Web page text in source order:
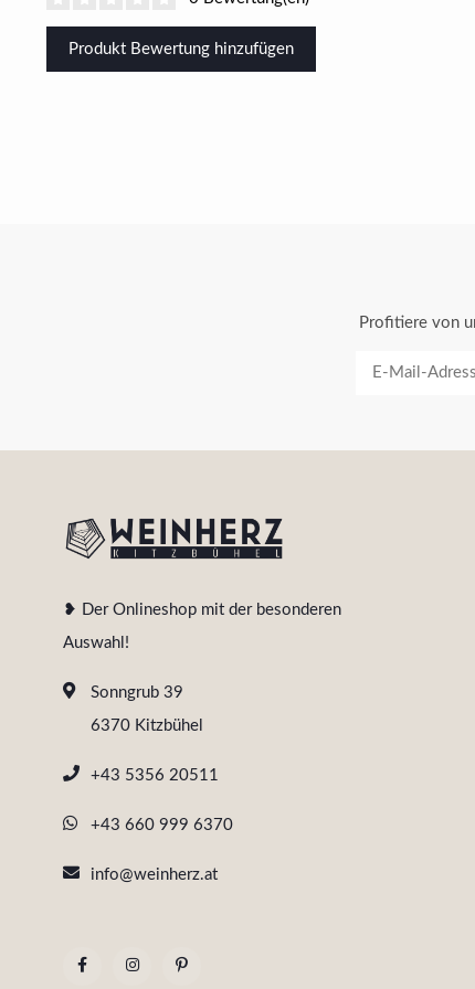
Produkt Bewertung hinzufügen
Profitiere von
❥ Der Onlineshop mit der besonderen
Auswahl!
Sonngrub 39
6370 Kitzbühel
+43 5356 20511
+43 660 999 6370
info@weinherz.at